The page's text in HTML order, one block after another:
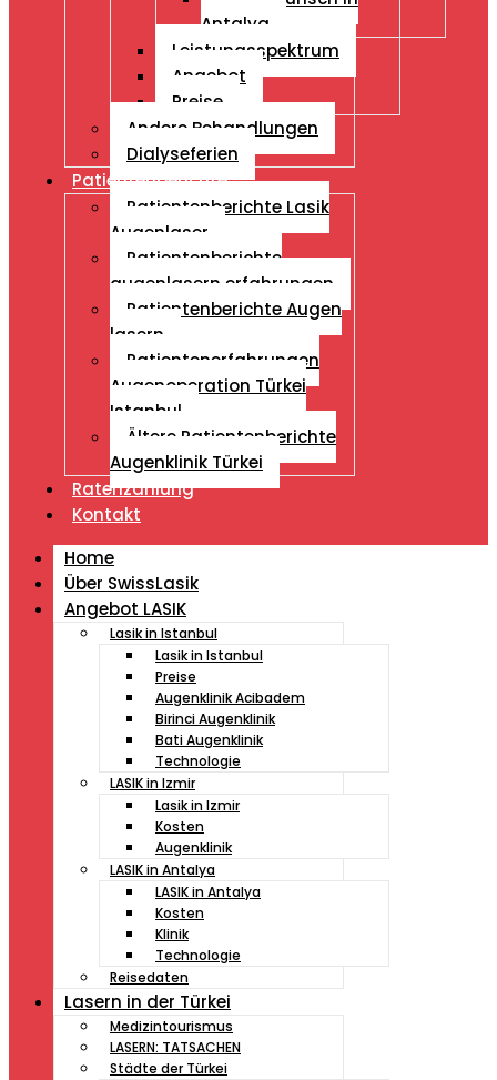
Antalya
Leistungsspektrum
Angebot
Preise
Andere Behandlungen
Dialyseferien
Patientenberichte
Patientenberichte Lasik
Augenlaser
Patientenberichte
augenlasern erfahrungen
Patientenberichte Augen
lasern
Patientenerfahrungen
Augenoperation Türkei
Istanbul
Ältere Patientenberichte
Augenklinik Türkei
Ratenzahlung
Kontakt
Home
Über SwissLasik
Angebot LASIK
Lasik in Istanbul
Lasik in Istanbul
Preise
Augenklinik Acibadem
Birinci Augenklinik
Bati Augenklinik
Technologie
LASIK in Izmir
Lasik in Izmir
Kosten
Augenklinik
LASIK in Antalya
LASIK in Antalya
Kosten
Klinik
Technologie
Reisedaten
Lasern in der Türkei
Medizintourismus
LASERN: TATSACHEN
Städte der Türkei